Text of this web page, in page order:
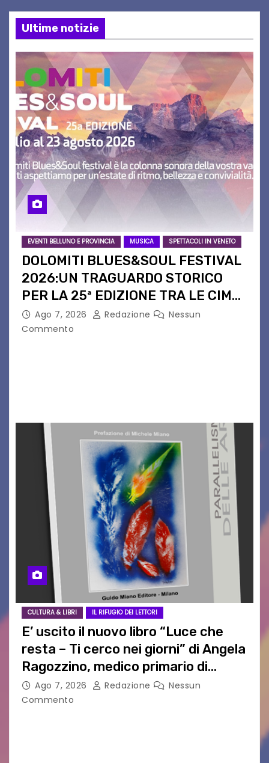
Ultime notizie
EVENTI BELLUNO E PROVINCIA MUSICA SPETTACOLI IN VENETO
DOLOMITI BLUES&SOUL FESTIVAL
2026:UN TRAGUARDO STORICO
PER LA 25ª EDIZIONE TRA LE CIME
PATRIMONIO UNESCO
Ago 7, 2026 Redazione
Nessun
Commento
CULTURA & LIBRI IL RIFUGIO DEI LETTORI
E’ uscito il nuovo libro “Luce che
resta – Ti cerco nei giorni” di Angela
Ragozzino, medico primario di
Capua
Ago 7, 2026 Redazione
Nessun
Commento